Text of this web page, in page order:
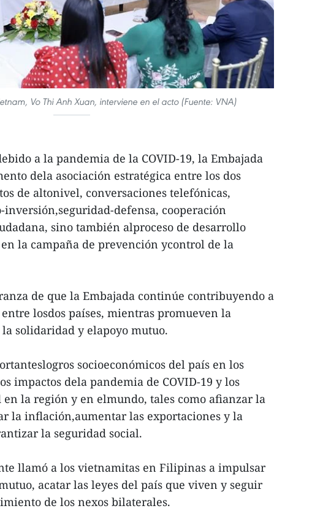
Vo Thi Anh Xuan, interviene en el acto (Fuente: VNA)
a la pandemia de la COVID-19, la Embajada
dela asociación estratégica entre los dos
de altonivel, conversaciones telefónicas,
inversión,seguridad-defensa, cooperación
sino también alproceso de desarrollo
la campaña de prevención ycontrol de la
de que la Embajada continúe contribuyendo a
losdos países, mientras promueven la
solidaridad y elapoyo mutuo.
socioeconómicos del país en los
impactos dela pandemia de COVID-19 y los
la región y en elmundo, tales como afianzar la
la inflación,aumentar las exportaciones y la
la seguridad social.
llamó a los vietnamitas en Filipinas a impulsar
acatar las leyes del país que viven y seguir
de los nexos bilaterales.